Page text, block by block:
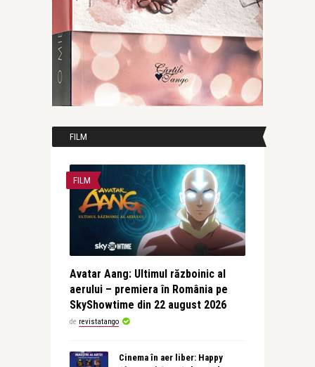
FILM
FILM
Avatar Aang: Ultimul războinic al
aerului – premiera în România pe
SkyShowtime din 22 august 2026
de revistatango
Cinema în aer liber: Happy